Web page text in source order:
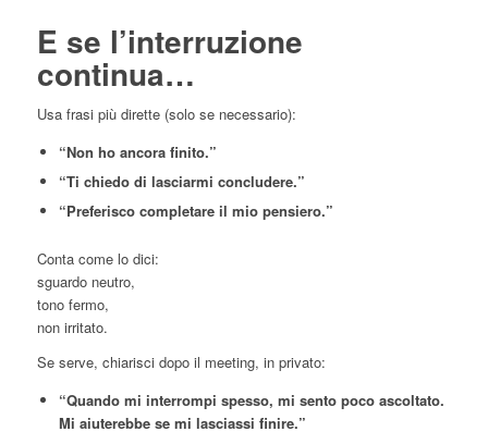
E se l’interruzione
continua…
Usa frasi più dirette (solo se necessario):
“Non ho ancora finito.”
“Ti chiedo di lasciarmi concludere.”
“Preferisco completare il mio pensiero.”
Conta come lo dici:
sguardo neutro,
tono fermo,
non irritato.
Se serve, chiarisci dopo il meeting, in privato:
“Quando mi interrompi spesso, mi sento poco ascoltato.
Mi aiuterebbe se mi lasciassi finire.”